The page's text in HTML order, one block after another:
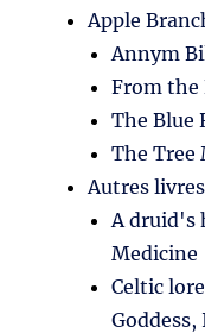
Apple
Annym
From the
The Blue
The Tree
Autres
A druid's
Medicine
Celtic